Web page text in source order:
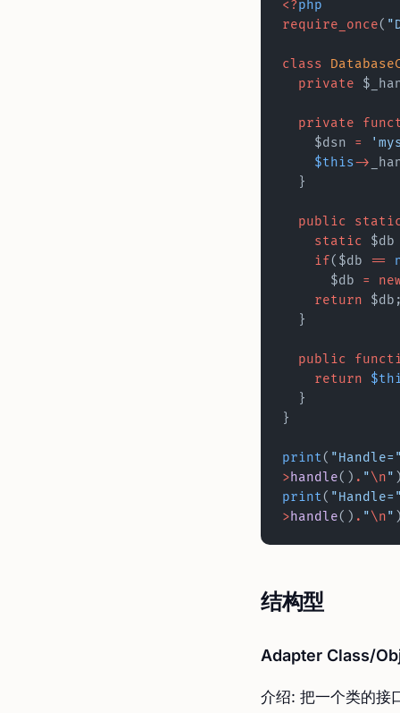
<?php
require_once(
class
  private
  private
    $dsn
=
    $this
->
  }
  public
    static
    if
($db ==
      $db
=
    return
  }
  public
    return
  }
}
print(
>handle() . "\n"
print(
>handle() . "\n"
结构型
Adapter Class/
介绍: 把一个类的接